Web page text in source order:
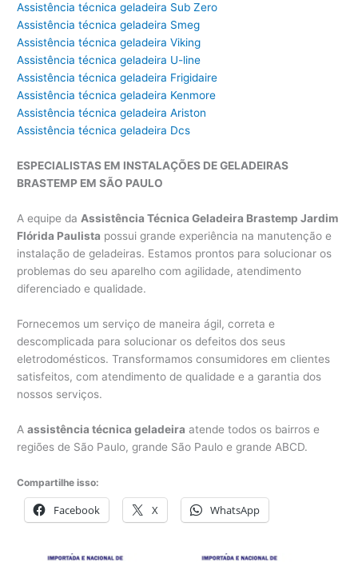
Assistência técnica geladeira Sub Zero
Assistência técnica geladeira Smeg
Assistência técnica geladeira Viking
Assistência técnica geladeira U-line
Assistência técnica geladeira Frigidaire
Assistência técnica geladeira Kenmore
Assistência técnica geladeira Ariston
Assistência técnica geladeira Dcs
ESPECIALISTAS EM INSTALAÇÕES DE GELADEIRAS
BRASTEMP EM SÃO PAULO
A equipe da Assistência Técnica Geladeira Brastemp Jardim
Flórida Paulista possui grande experiência na manutenção e
instalação de geladeiras. Estamos prontos para solucionar os
problemas do seu aparelho com agilidade, atendimento
diferenciado e qualidade.
Fornecemos um serviço de maneira ágil, correta e
descomplicada para solucionar os defeitos dos seus
eletrodomésticos. Transformamos consumidores em clientes
satisfeitos, com atendimento de qualidade e a garantia dos
nossos serviços.
Aassistência técnica geladeira atende todos os bairros e
regiões de São Paulo, grande São Paulo e grande ABCD.
Compartilhe isso:
Facebook X WhatsApp